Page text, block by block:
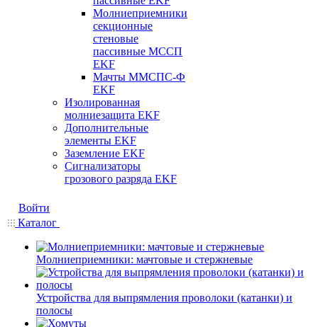
Молниеприемники
секционные
стеновые
пассивные МССП
EKF
Мачты ММСПС-Ф
EKF
Изолированная
молниезащита EKF
Дополнительные
элементы EKF
Заземление EKF
Сигнализаторы
грозового разряда EKF
Войти
Каталог
Молниеприемники: мачтовые и стержневые
Устройства для выпрямления проволоки (катанки) и
полосы